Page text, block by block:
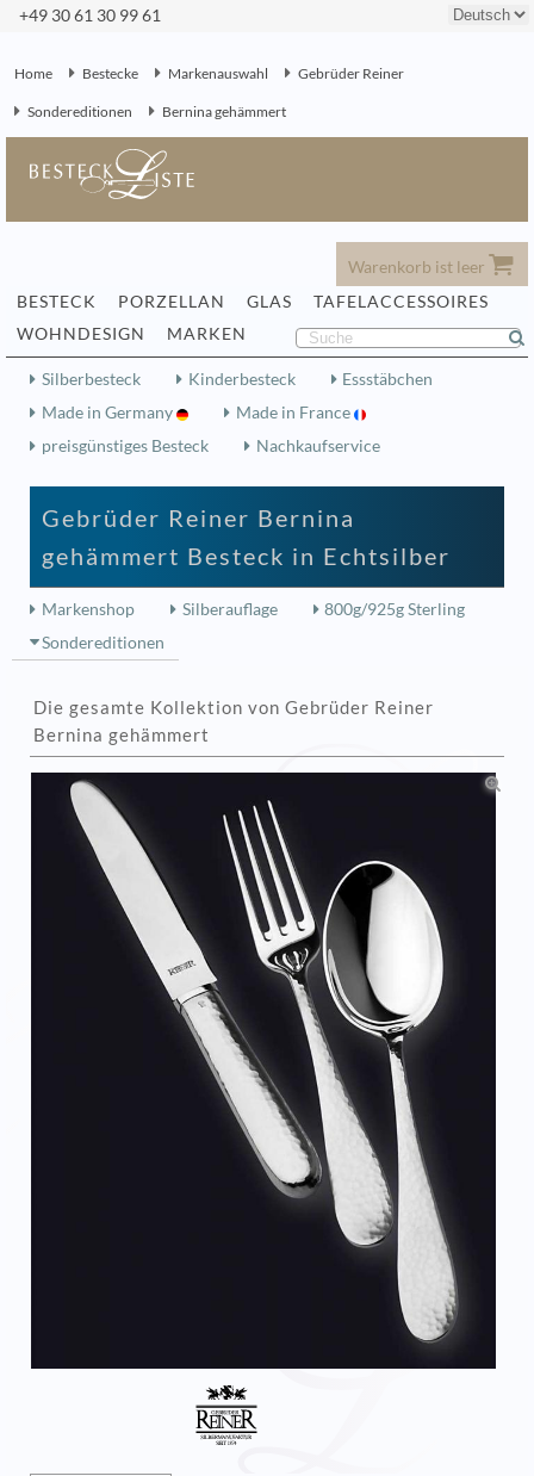
+49 30 61 30 99 61
Home Bestecke Markenauswahl Gebrüder Reiner
Sondereditionen Bernina gehämmert
Warenkorb ist leer
BESTECK
PORZELLAN GLAS
TAFELACCESSOIRES
WOHNDESIGN
MARKEN
Silberbesteck Kinderbesteck
Essstäbchen
Made in Germany
Made in France
preisgünstiges Besteck
Nachkaufservice
Gebrüder Reiner Bernina
gehämmert Besteck in Echtsilber
Markenshop Silberauflage
800g/925g Sterling
Sondereditionen
Die gesamte Kollektion von Gebrüder Reiner
Bernina gehämmert